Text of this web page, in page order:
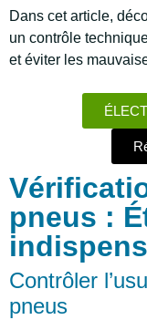
Dans cet article,
un contrôle
et éviter les
pneus :
Contrôler
pneus